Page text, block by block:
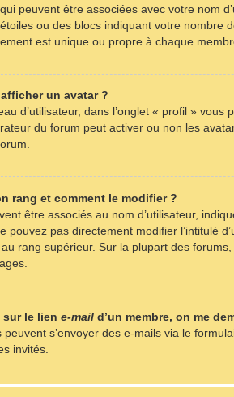
peuvent être associées avec votre nom
ou des blocs indiquant votre nombre
est unique ou propre à chaque
un avatar ?
d’utilisateur, dans l’onglet « profil »
du forum peut activer ou non les
rang et comment le modifier ?
être associés au nom d’utilisateur,
pouvez pas directement modifier l’intitulé
rang supérieur. Sur la plupart des
le lien e-mail d’un membre, on me
s’envoyer des e-mails via le
invités.